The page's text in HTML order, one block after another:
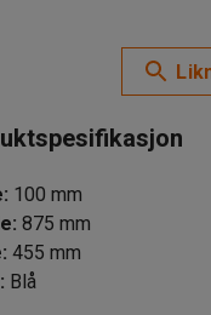
: 100 mm
: 875 mm
: 455 mm
: Blå